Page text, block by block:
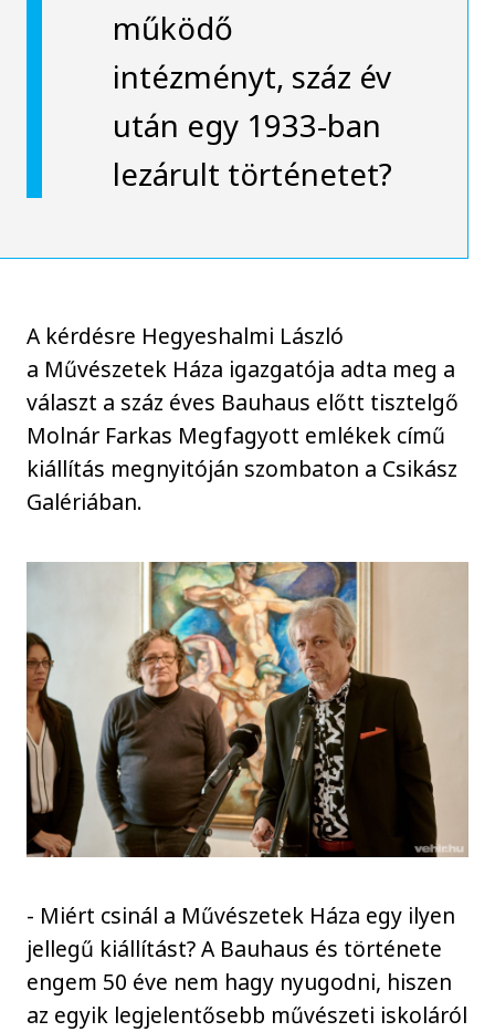
működő
intézményt, száz év
után egy 1933-ban
lezárult történetet?
A kérdésre Hegyeshalmi László
a Művészetek Háza igazgatója adta meg a
választ a száz éves Bauhaus előtt tisztelgő
Molnár Farkas Megfagyott emlékek című
kiállítás megnyitóján szombaton a Csikász
Galériában.
- Miért csinál a Művészetek Háza egy ilyen
jellegű kiállítást? A Bauhaus és története
engem 50 éve nem hagy nyugodni, hiszen
az egyik legjelentősebb művészeti iskoláról